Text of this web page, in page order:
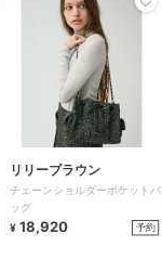
リリーブラウン
チェーンショルダーポケットバ
ッグ
¥ 18,920 予約